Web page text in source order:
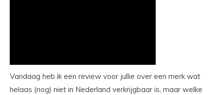
Vandaag heb ik een review voor jullie over een merk wat
helaas (nog) niet in Nederland verkrijgbaar is, maar welke